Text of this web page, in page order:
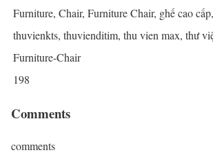
Furniture, Chair, Furniture Chair, ghế cao
thuvienkts, thuvienditim, thu vien max, thư
Furniture-Chair
198
Comments
comments